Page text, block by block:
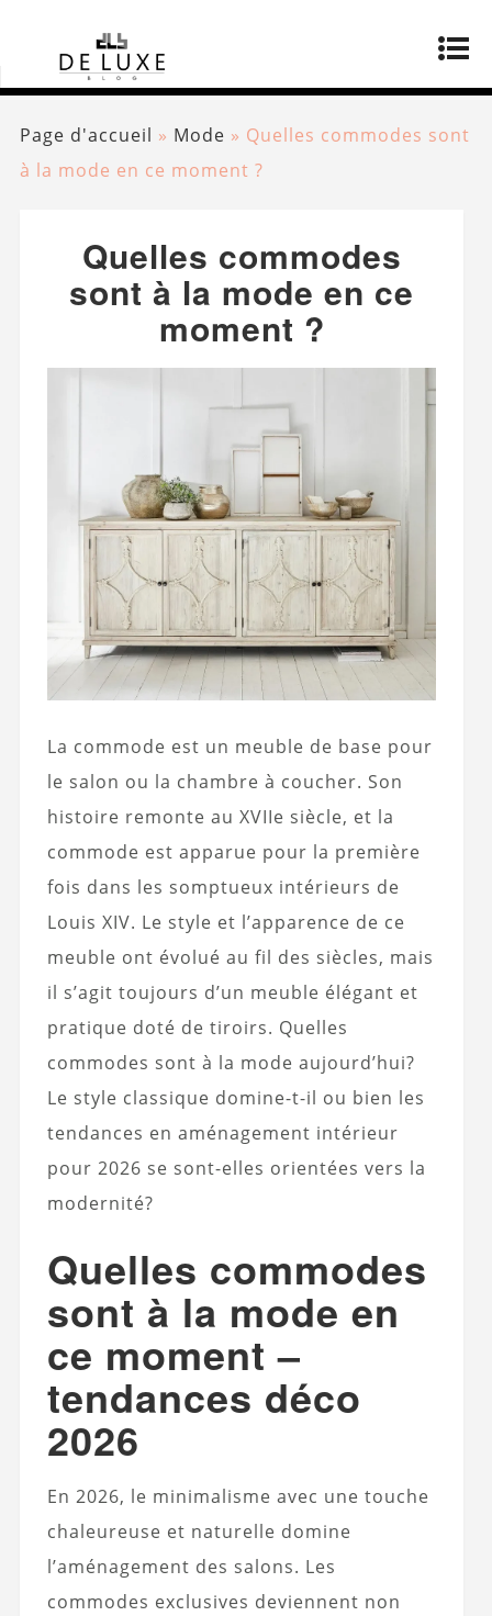
Page d'accueil » Mode » Quelles commodes sont
à la mode en ce moment ?
Quelles commodes
sont à la mode en ce
moment ?
La commode est un meuble de base pour
le salon ou la chambre à coucher. Son
histoire remonte au XVIIe siècle, et la
commode est apparue pour la première
fois dans les somptueux intérieurs de
Louis XIV. Le style et l’apparence de ce
meuble ont évolué au fil des siècles, mais
il s’agit toujours d’un meuble élégant et
pratique doté de tiroirs. Quelles
commodes sont à la mode aujourd’hui?
Le style classique domine-t-il ou bien les
tendances en aménagement intérieur
pour 2026 se sont-elles orientées vers la
modernité?
Quelles commodes
sont à la mode en
ce moment –
tendances déco
2026
En 2026, le minimalisme avec une touche
chaleureuse et naturelle domine
l’aménagement des salons. Les
commodes exclusives deviennent non